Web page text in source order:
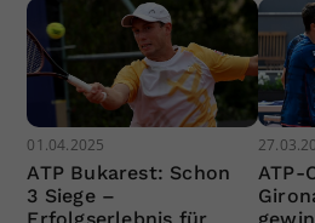
01.04.2025
ATP Bukarest: Schon
3 Siege –
ATP-